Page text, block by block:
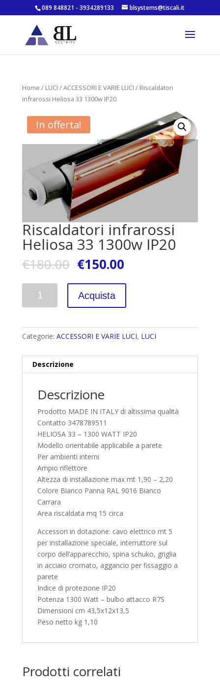
089 848821 - 3934289133 blsystems@tiscali.it
Home / LUCI /ACCESSORI E VARIE LUCI / Riscaldatori
infrarossi Heliosa 33 1300w IP20
In offerta!
Riscaldatori infrarossi
Heliosa 33 1300w IP20
€180.00 €150.00
Acquista
Categorie: ACCESSORI E VARIE LUCI, LUCI
Descrizione
Descrizione
Prodotto MADE IN ITALY di altissima qualità
Contatto 3478789511
HELIOSA 33 – 1300 WATT IP20
Modello orientabile applicabile a parete
Per ambienti interni
Ampio riflettore
Altezza di installazione max mt 1,90 – 2,20
Colore Bianco Panna RAL 9016 Bianco
Carrara
Area riscaldata mq 15 circa
Accessori in dotazione: cavo elettrico mt 5
per installazione speciale, interruttore sul
corpo dell’apparecchio, spina schuko, griglia
in acciaio cromato, aggancio per fissaggio a
parete
Indice di protezione IP20
Potenza 1300 Watt – bulbo attacco R7S
Dimensioni cm 43,5x12x13,5
Peso netto kg 1,10
Prodotti correlati